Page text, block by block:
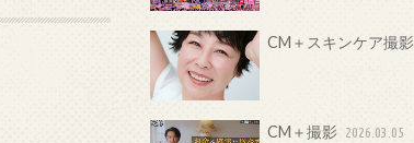
CM＋スキンケア撮影
CM＋撮影 2026.03.05